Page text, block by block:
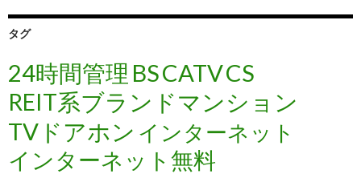
タグ
24時間管理 BSCATVCS
REIT系ブランドマンション
TVドアホン インターネット
インターネット無料